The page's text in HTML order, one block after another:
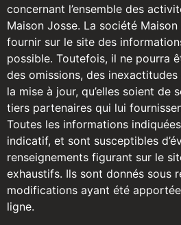
concernant l’ensemble des
Maison Josse. La société Maison
fournir sur le site des
possible. Toutefois, il ne pourra
des omissions, des
la mise à jour, qu’elles soient de
tiers partenaires qui lui
Toutes les informations
indicatif, et sont susceptibles
renseignements figurant sur le
exhaustifs. Ils sont donnés sous
modifications ayant été
ligne.